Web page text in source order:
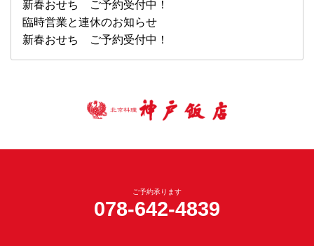
新春おせち ご予約受付中！
臨時営業と連休のお知らせ
新春おせち ご予約受付中！
ご予約承ります
078-642-4839